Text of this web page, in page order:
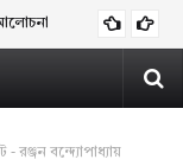
রঞ্জন বন্দ্যোপাধ্যায়